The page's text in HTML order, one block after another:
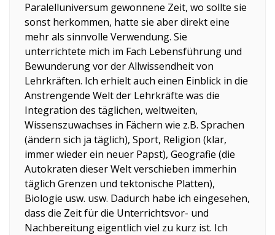
Paralelluniversum gewonnene Zeit, wo sollte sie
sonst herkommen, hatte sie aber direkt eine
mehr als sinnvolle Verwendung. Sie
unterrichtete mich im Fach Lebensführung und
Bewunderung vor der Allwissendheit von
Lehrkräften. Ich erhielt auch einen Einblick in die
Anstrengende Welt der Lehrkräfte was die
Integration des täglichen, weltweiten,
Wissenszuwachses in Fächern wie z.B. Sprachen
(ändern sich ja täglich), Sport, Religion (klar,
immer wieder ein neuer Papst), Geografie (die
Autokraten dieser Welt verschieben immerhin
täglich Grenzen und tektonische Platten),
Biologie usw. usw. Dadurch habe ich eingesehen,
dass die Zeit für die Unterrichtsvor- und
Nachbereitung eigentlich viel zu kurz ist. Ich